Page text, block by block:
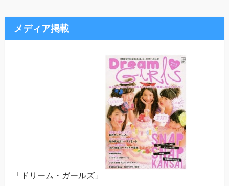
メディア掲載
「ドリーム・ガールズ」